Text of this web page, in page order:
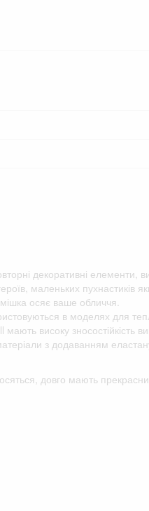
декоративні елементи,
маленьких пухнастиків
осяє ваше обличчя.
в моделях для
високу зносостійкість
з додаванням
довго мають